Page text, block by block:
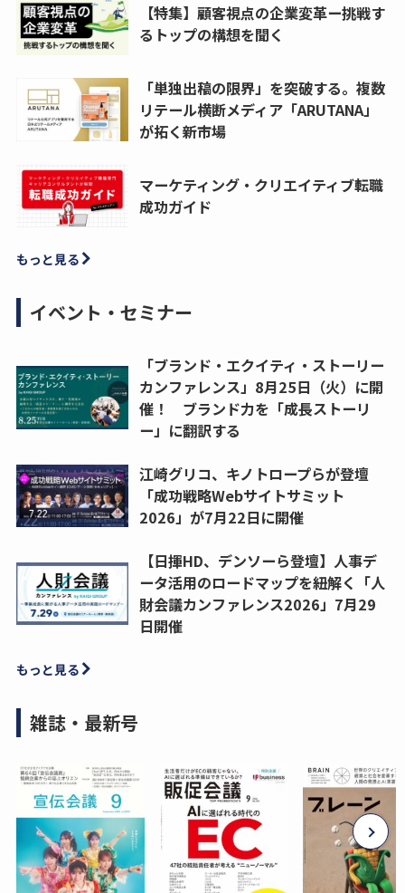
【特集】顧客視点の企業変革ー挑戦す
るトップの構想を聞く
「単独出稿の限界」を突破する。複数
リテール横断メディア「ARUTANA」
が拓く新市場
マーケティング・クリエイティブ転職
成功ガイド
もっと見る
イベント・セミナー
「ブランド・エクイティ・ストーリー
カンファレンス」8月25日（火）に開
催！ ブランド力を「成長ストーリ
ー」に翻訳する
江崎グリコ、キノトロープらが登壇
「成功戦略Webサイトサミット
2026」が7月22日に開催
【日揮HD、デンソーら登壇】人事デ
ータ活用のロードマップを紐解く「人
財会議カンファレンス2026」7月29
日開催
もっと見る
雑誌・最新号